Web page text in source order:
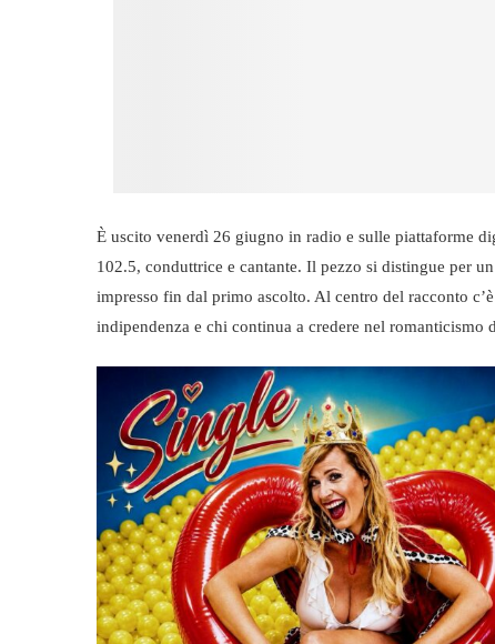
È uscito venerdì 26 giugno in radio e sulle piattaforme
102.5, conduttrice e cantante. Il pezzo si distingue per
impresso fin dal primo ascolto. Al centro del racconto
indipendenza e chi continua a credere nel romanticismo